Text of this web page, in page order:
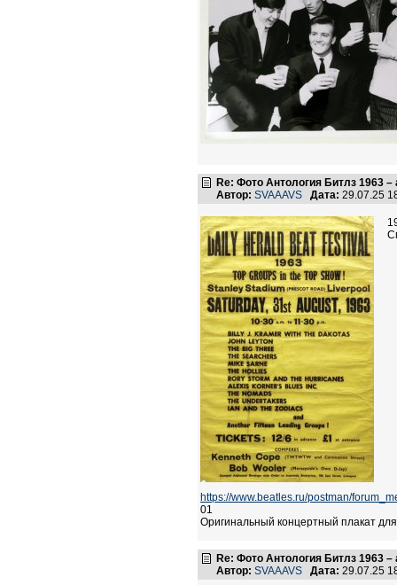
Re: Фото Антология Битлз 1963 –
Автор: SVAAAVS Дата: 29.07.25
https://www.beatles.ru/postman/
01
Оригинальный концертный плакат
Re: Фото Антология Битлз 1963 –
Автор: SVAAAVS Дата: 29.07.25